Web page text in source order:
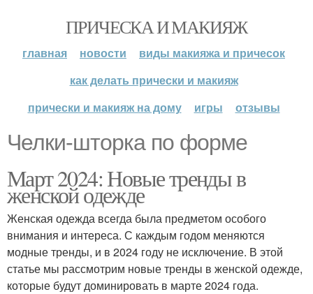
ПРИЧЕСКА И МАКИЯЖ
главная новости
виды макияжа и причесок
как делать прически и макияж
прически и макияж на дому
игры отзывы
Челки-шторка по форме
Март 2024: Новые тренды в
женской одежде
Женская одежда всегда была предметом особого
внимания и интереса. С каждым годом меняются
модные тренды, и в 2024 году не исключение. В этой
статье мы рассмотрим новые тренды в женской одежде,
которые будут доминировать в марте 2024 года.